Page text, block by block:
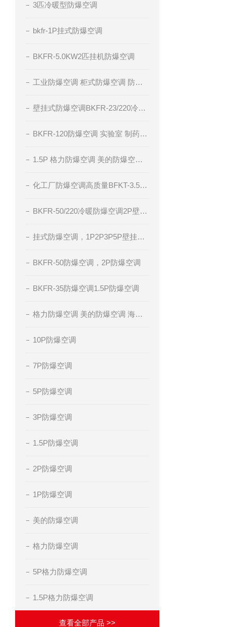
3匹冷暖型防爆空调
bkfr-1P挂式防爆空调
BKFR-5.0KW2匹挂机防爆空调
工业防爆空调 柜式防爆空调 防爆空调厂家 腾轩BKFR防爆空调
壁挂式防爆空调BKFR-23/220冷暖型防爆空调
BKFR-120防爆空调 实验室 制药厂 化工厂
1.5P 格力防爆空调 美的防爆空调 海尔防爆空调
化工厂防爆空调高质量BFKT-3.5系列
BKFR-50/220冷暖防爆空调2P壁挂式防爆空调
挂式防爆空调，1P2P3P5P壁挂分体式空调，冷暖防爆空调，腾轩防爆
BKFR-50防爆空调，2P防爆空调
BKFR-35防爆空调1.5P防爆空调
格力防爆空调 美的防爆空调 海尔防爆空调 厂家直销
10P防爆空调
7P防爆空调
5P防爆空调
3P防爆空调
1.5P防爆空调
2P防爆空调
1P防爆空调
美的防爆空调
格力防爆空调
5P格力防爆空调
1.5P格力防爆空调
查看全部产品 >>